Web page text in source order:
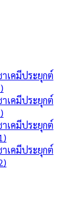
เคมีประยุกต์
เคมีประยุกต์
เคมีประยุกต์
เคมีประยุกต์